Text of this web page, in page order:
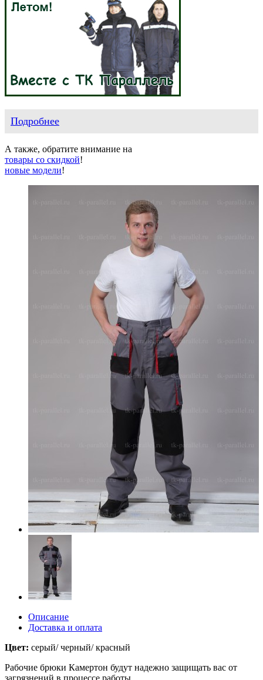
Подробнее
А также, обратите внимание на
товары со скидкой!
новые модели!
Описание
Доставка и оплата
Цвет: серый/ черный/ красный
Рабочие брюки Камертон будут надежно защищать вас от
загрязнений в процессе работы.